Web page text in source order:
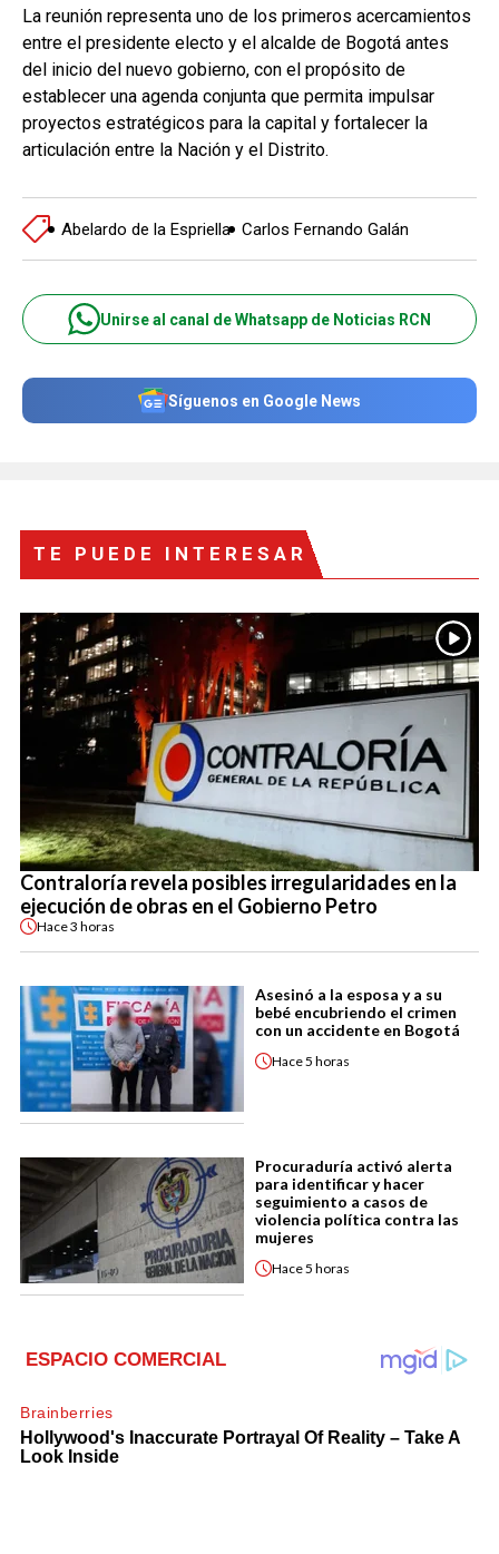
La reunión representa uno de los primeros acercamientos
entre el presidente electo y el alcalde de Bogotá antes
del inicio del nuevo gobierno, con el propósito de
establecer una agenda conjunta que permita impulsar
proyectos estratégicos para la capital y fortalecer la
articulación entre la Nación y el Distrito.
Abelardo de la Espriella Carlos Fernando Galán
Unirse al canal de Whatsapp de Noticias RCN
Síguenos en Google News
TE PUEDE INTERESAR
Contraloría revela posibles irregularidades en la
ejecución de obras en el Gobierno Petro
Hace3 horas
Asesinó a la esposa y a su
bebé encubriendo el crimen
con un accidente en Bogotá
Hace5 horas
Procuraduría activó alerta
para identificar y hacer
seguimiento a casos de
violencia política contra las
mujeres
Hace5 horas